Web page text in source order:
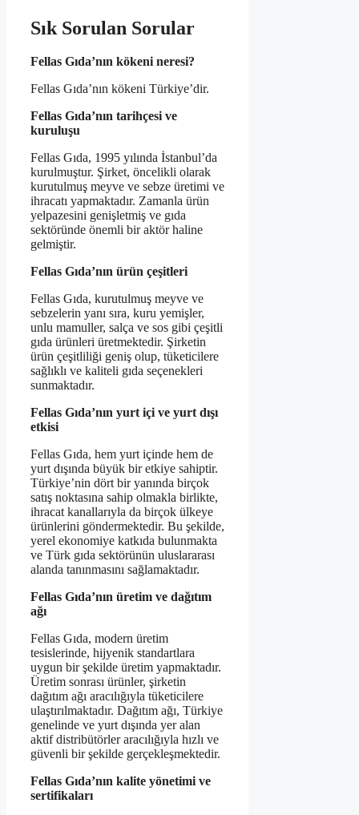
Sık Sorulan Sorular
Fellas Gıda’nın kökeni neresi?
Fellas Gıda’nın kökeni Türkiye’dir.
Fellas Gıda’nın tarihçesi ve
kuruluşu
Fellas Gıda, 1995 yılında İstanbul’da
kurulmuştur. Şirket, öncelikli olarak
kurutulmuş meyve ve sebze üretimi ve
ihracatı yapmaktadır. Zamanla ürün
yelpazesini genişletmiş ve gıda
sektöründe önemli bir aktör haline
gelmiştir.
Fellas Gıda’nın ürün çeşitleri
Fellas Gıda, kurutulmuş meyve ve
sebzelerin yanı sıra, kuru yemişler,
unlu mamuller, salça ve sos gibi çeşitli
gıda ürünleri üretmektedir. Şirketin
ürün çeşitliliği geniş olup, tüketicilere
sağlıklı ve kaliteli gıda seçenekleri
sunmaktadır.
Fellas Gıda’nın yurt içi ve yurt dışı
etkisi
Fellas Gıda, hem yurt içinde hem de
yurt dışında büyük bir etkiye sahiptir.
Türkiye’nin dört bir yanında birçok
satış noktasına sahip olmakla birlikte,
ihracat kanallarıyla da birçok ülkeye
ürünlerini göndermektedir. Bu şekilde,
yerel ekonomiye katkıda bulunmakta
ve Türk gıda sektörünün uluslararası
alanda tanınmasını sağlamaktadır.
Fellas Gıda’nın üretim ve dağıtım
ağı
Fellas Gıda, modern üretim
tesislerinde, hijyenik standartlara
uygun bir şekilde üretim yapmaktadır.
Üretim sonrası ürünler, şirketin
dağıtım ağı aracılığıyla tüketicilere
ulaştırılmaktadır. Dağıtım ağı, Türkiye
genelinde ve yurt dışında yer alan
aktif distribütörler aracılığıyla hızlı ve
güvenli bir şekilde gerçekleşmektedir.
Fellas Gıda’nın kalite yönetimi ve
sertifikaları